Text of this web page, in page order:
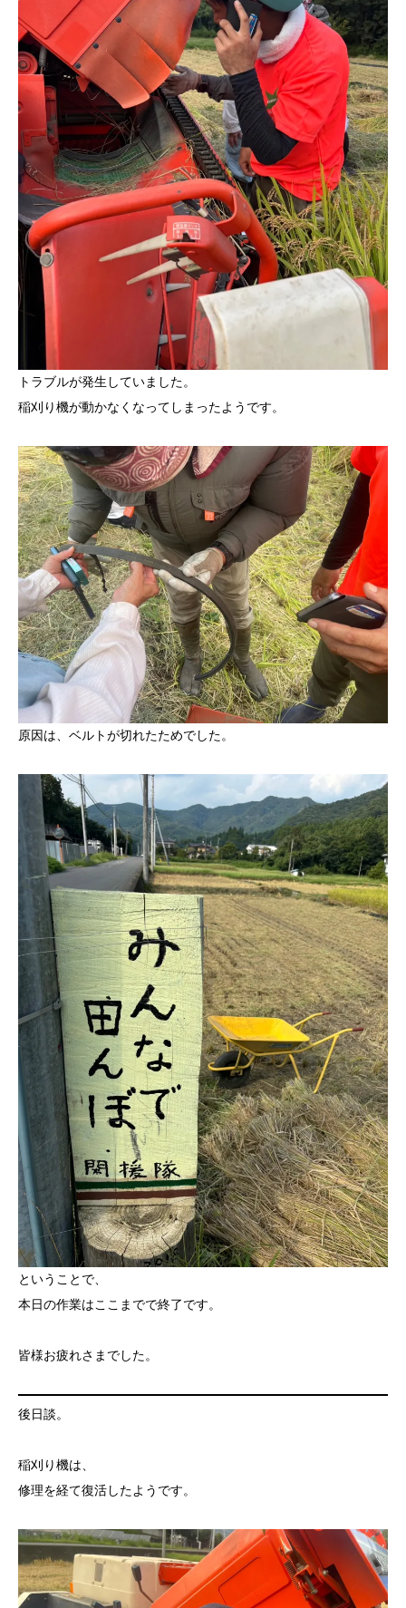
トラブルが発生していました。
稲刈り機が動かなくなってしまったようです。
原因は、ベルトが切れたためでした。
ということで、
本日の作業はここまでで終了です。
皆様お疲れさまでした。
後日談。
稲刈り機は、
修理を経て復活したようです。